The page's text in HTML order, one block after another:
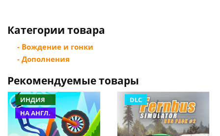
Категории товара
- Вождение и гонки
- Дополнения
Рекомендуемые товары
ИНДИЯ
НА АНГЛ.
DLC